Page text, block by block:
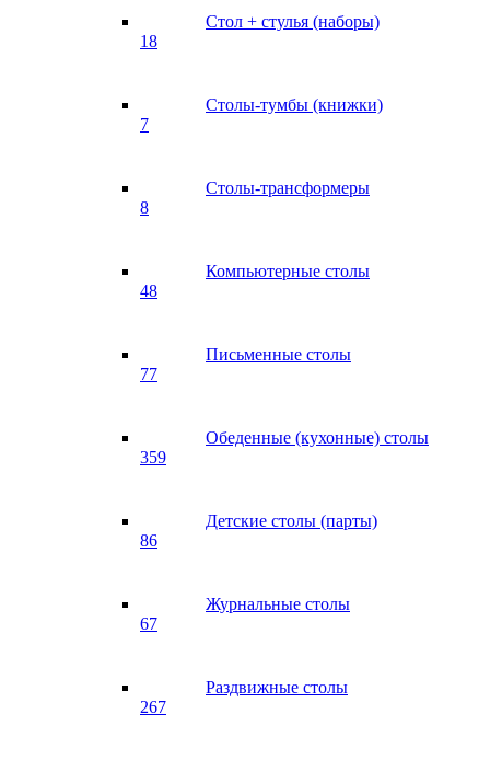
Стол + стулья (наборы)
18
Столы-тумбы (книжки)
7
Столы-трансформеры
8
Компьютерные столы
48
Письменные столы
77
Обеденные (кухонные) столы
359
Детские столы (парты)
86
Журнальные столы
67
Раздвижные столы
267